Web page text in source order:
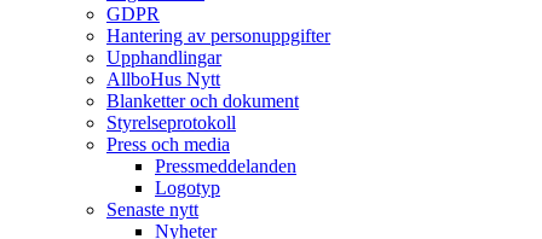
GDPR
Hantering av personuppgifter
Upphandlingar
AllboHus Nytt
Blanketter och dokument
Styrelseprotokoll
Press och media
Pressmeddelanden
Logotyp
Senaste nytt
Nyheter